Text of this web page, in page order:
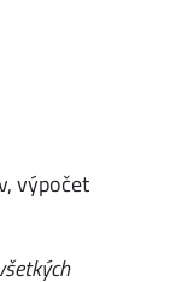
výpočet